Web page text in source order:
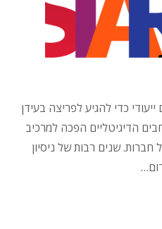
כדי להגיע לפריצה בעידן
הדיגיטליים הפכה למרכיב
שנים רבות של ניסיון